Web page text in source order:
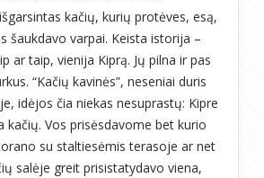
kačių, kurių protėves, esą,
šaukdavo varpai. Keista istorija –
ar taip, vienija Kiprą. Jų pilna ir pas
“Kačių kavinės”, neseniai duris
idėjos čia niekas nesuprastų: Kipre
kačių. Vos prisėsdavome bet kurio
su staltiesėmis terasoje ar net
salėje greit prisistatydavo viena,